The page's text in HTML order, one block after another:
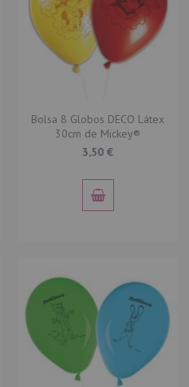
Bolsa 8 Globos DECO Látex
30cm de Mickey®
3,50 €